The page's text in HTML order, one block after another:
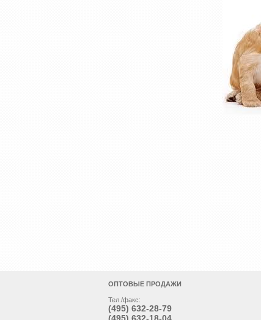
ОПТОВЫЕ ПРОДАЖИ
Тел./факс:
(495) 632-28-79
(495) 632-18-04